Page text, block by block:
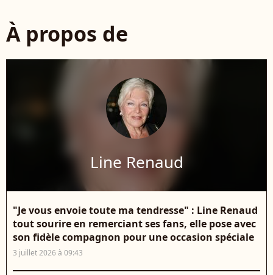
À propos de
Line Renaud
"Je vous envoie toute ma tendresse" : Line Renaud
tout sourire en remerciant ses fans, elle pose avec
son fidèle compagnon pour une occasion spéciale
3 juillet 2026 à 09:43